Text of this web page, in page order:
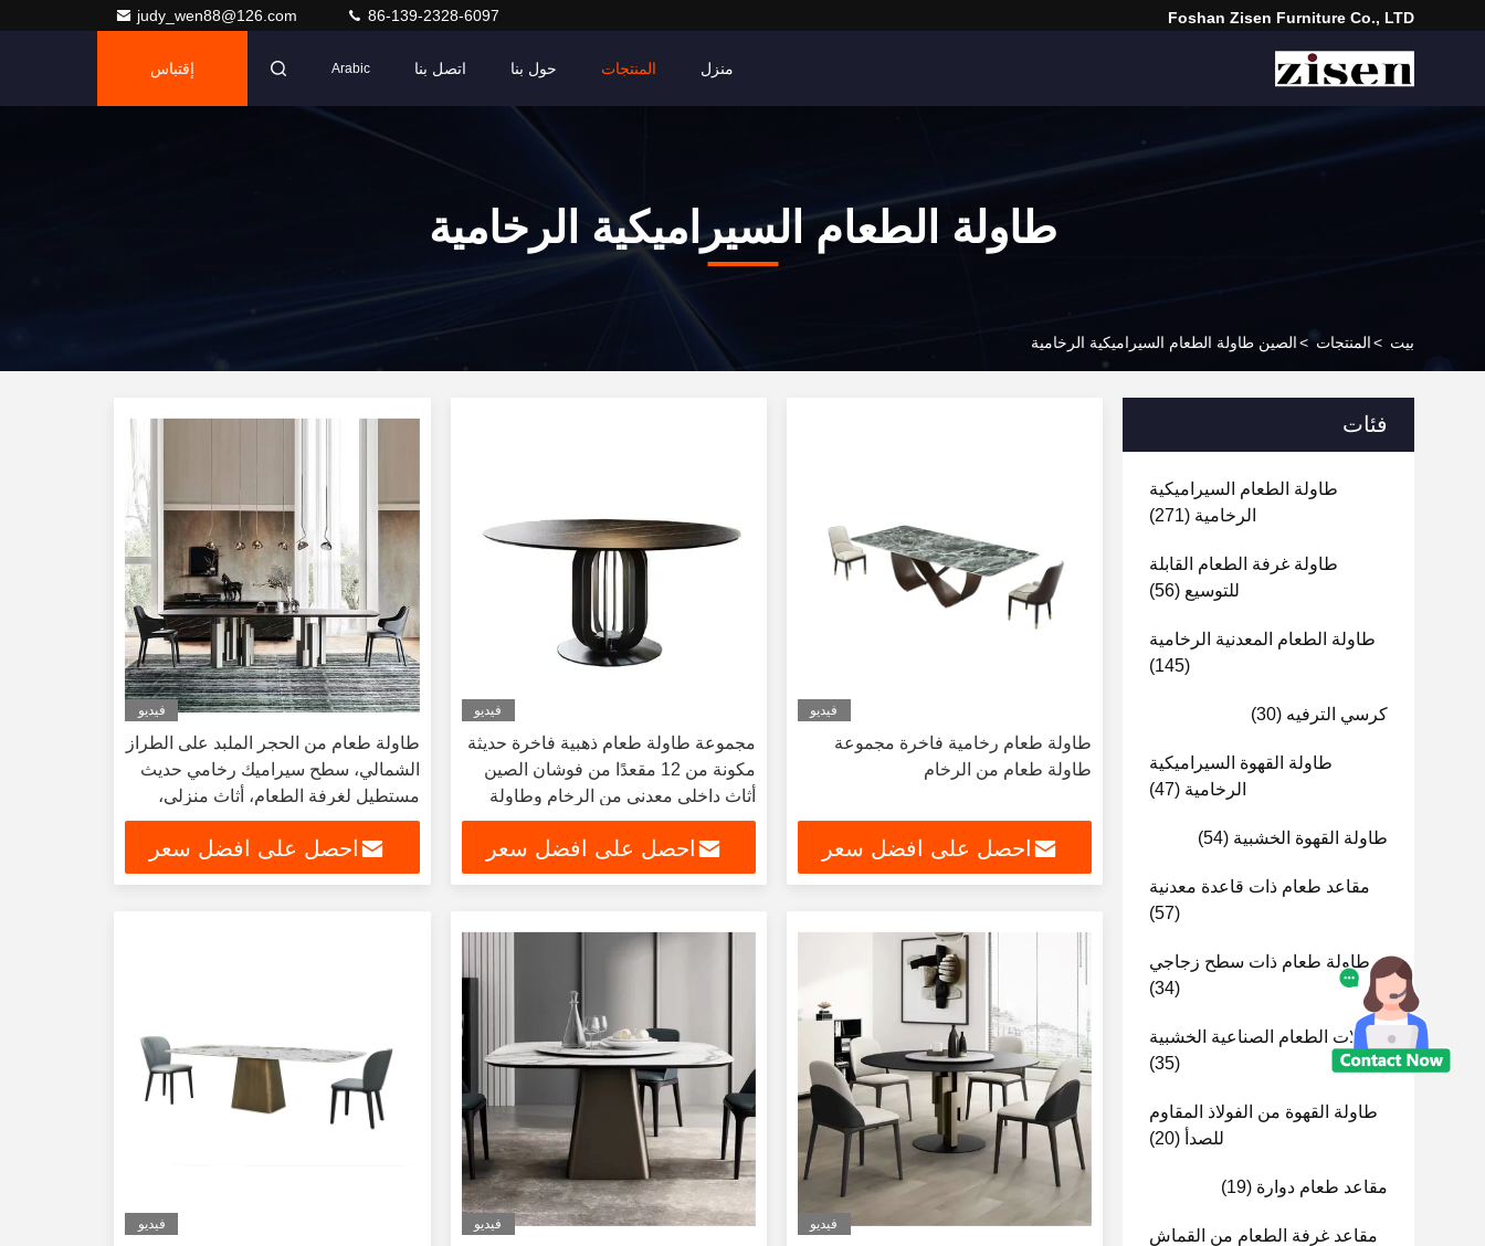
Foshan Zisen Furniture Co., LTD
judy_wen88@126.com 86-139-2328-6097
منزل المنتجات حول بنا اتصل بنا Arabic إقتباس
طاولة الطعام السيراميكية الرخامية
بيت >المنتجات >الصين طاولة الطعام السيراميكية الرخامية
فئات
طاولة الطعام السيراميكية
الرخامية (271)
طاولة غرفة الطعام القابلة
للتوسيع (56)
طاولة الطعام المعدنية الرخامية
(145)
كرسي الترفيه (30)
طاولة القهوة السيراميكية
الرخامية (47)
طاولة القهوة الخشبية (54)
مقاعد طعام ذات قاعدة معدنية
(57)
طاولة طعام ذات سطح زجاجي
(34)
طاولات الطعام الصناعية الخشبية
(35)
طاولة القهوة من الفولاذ المقاوم
للصدأ (20)
مقاعد طعام دوارة (19)
مقاعد غرفة الطعام من القماش
فيديو
طاولة طعام رخامية فاخرة مجموعة
طاولة طعام من الرخام
احصل على افضل سعر
فيديو
مجموعة طاولة طعام ذهبية فاخرة حديثة
مكونة من 12 مقعدًا من فوشان الصين
أثاث داخلي معدني من الرخام وطاولة
طعام وكرسي للمطعم
احصل على افضل سعر
فيديو
طاولة طعام من الحجر الملبد على الطراز
الشمالي، سطح سيراميك رخامي حديث
مستطيل لغرفة الطعام، أثاث منزلي،
طاولة طعام ومجموعة كرسي
احصل على افضل سعر
فيديو فيديو فيديو